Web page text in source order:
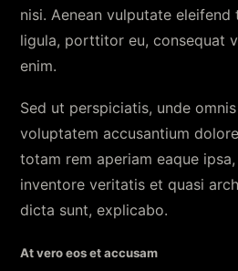
nisi. Aenean vulputate eleifend
ligula, porttitor eu, consequat
enim.
Sed ut perspiciatis, unde
voluptatem accusantium
totam rem aperiam eaque
inventore veritatis et quasi
dicta sunt, explicabo.
At vero eos et accusam